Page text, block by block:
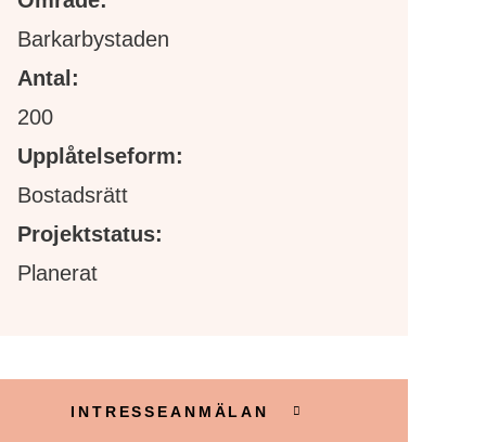
Barkarbystaden
Antal:
200
Upplåtelseform:
Bostadsrätt
Projektstatus:
Planerat
INTRESSEANMÄLAN